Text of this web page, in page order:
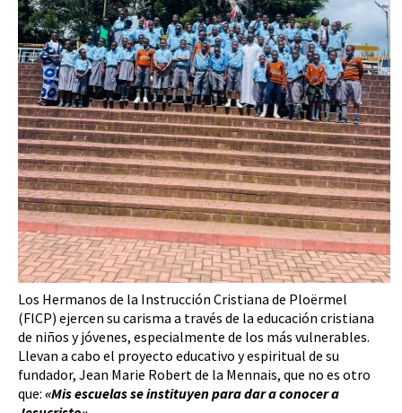
Los Hermanos de la Instrucción Cristiana de Ploërmel
(FICP) ejercen su carisma a través de la educación cristiana
de niños y jóvenes, especialmente de los más vulnerables.
Llevan a cabo el proyecto educativo y espiritual de su
fundador, Jean Marie Robert de la Mennais, que no es otro
que: «Mis escuelas se instituyen para dar a conocer a